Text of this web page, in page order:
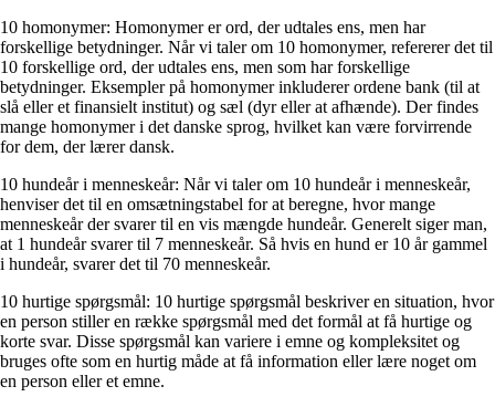
10 homonymer: Homonymer er ord, der udtales ens, men har
forskellige betydninger. Når vi taler om 10 homonymer, refererer det til
10 forskellige ord, der udtales ens, men som har forskellige
betydninger. Eksempler på homonymer inkluderer ordene bank (til at
slå eller et finansielt institut) og sæl (dyr eller at afhænde). Der findes
mange homonymer i det danske sprog, hvilket kan være forvirrende
for dem, der lærer dansk.
10 hundeår i menneskeår: Når vi taler om 10 hundeår i menneskeår,
henviser det til en omsætningstabel for at beregne, hvor mange
menneskeår der svarer til en vis mængde hundeår. Generelt siger man,
at 1 hundeår svarer til 7 menneskeår. Så hvis en hund er 10 år gammel
i hundeår, svarer det til 70 menneskeår.
10 hurtige spørgsmål: 10 hurtige spørgsmål beskriver en situation, hvor
en person stiller en række spørgsmål med det formål at få hurtige og
korte svar. Disse spørgsmål kan variere i emne og kompleksitet og
bruges ofte som en hurtig måde at få information eller lære noget om
en person eller et emne.